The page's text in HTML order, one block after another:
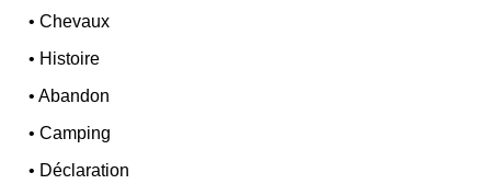
•Chevaux
• Histoire
•Abandon
•Camping
• Déclaration